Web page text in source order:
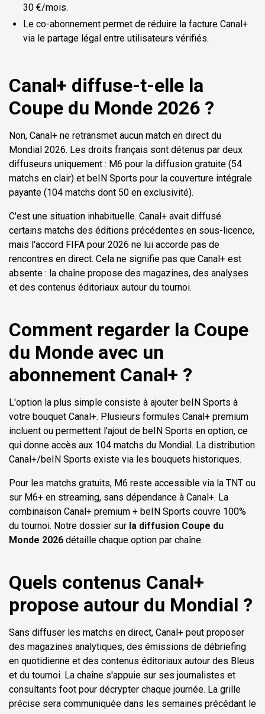
30 €/mois.
Le co-abonnement permet de réduire la facture Canal+
via le partage légal entre utilisateurs vérifiés.
Canal+ diffuse-t-elle la
Coupe du Monde 2026 ?
Non, Canal+ ne retransmet aucun match en direct du
Mondial 2026. Les droits français sont détenus par deux
diffuseurs uniquement : M6 pour la diffusion gratuite (54
matchs en clair) et beIN Sports pour la couverture intégrale
payante (104 matchs dont 50 en exclusivité).
C'est une situation inhabituelle. Canal+ avait diffusé
certains matchs des éditions précédentes en sous-licence,
mais l'accord FIFA pour 2026 ne lui accorde pas de
rencontres en direct. Cela ne signifie pas que Canal+ est
absente : la chaîne propose des magazines, des analyses
et des contenus éditoriaux autour du tournoi.
Comment regarder la Coupe
du Monde avec un
abonnement Canal+ ?
L'option la plus simple consiste à ajouter beIN Sports à
votre bouquet Canal+. Plusieurs formules Canal+ premium
incluent ou permettent l'ajout de beIN Sports en option, ce
qui donne accès aux 104 matchs du Mondial. La distribution
Canal+/beIN Sports existe via les bouquets historiques.
Pour les matchs gratuits, M6 reste accessible via la TNT ou
sur M6+ en streaming, sans dépendance à Canal+. La
combinaison Canal+ premium + beIN Sports couvre 100%
du tournoi. Notre dossier sur la diffusion Coupe du
Monde 2026 détaille chaque option par chaîne.
Quels contenus Canal+
propose autour du Mondial ?
Sans diffuser les matchs en direct, Canal+ peut proposer
des magazines analytiques, des émissions de débriefing
en quotidienne et des contenus éditoriaux autour des Bleus
et du tournoi. La chaîne s'appuie sur ses journalistes et
consultants foot pour décrypter chaque journée. La grille
précise sera communiquée dans les semaines précédant le